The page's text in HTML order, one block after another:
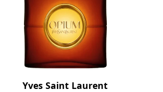
Yves Saint Laurent